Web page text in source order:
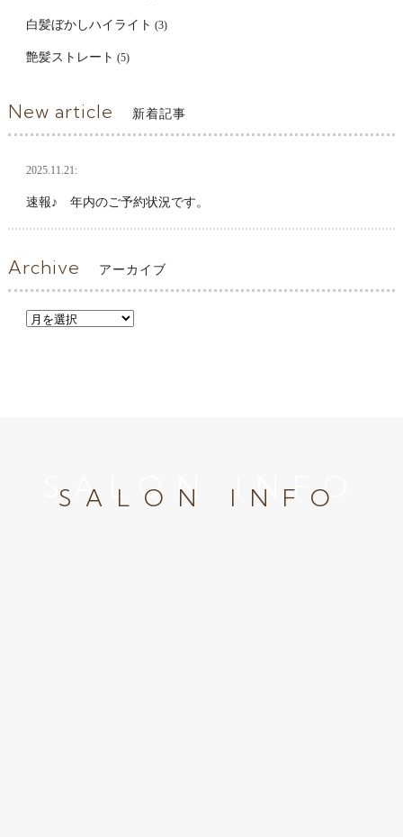
白髪ぼかしハイライト (3)
艶髪ストレート (5)
New article 新着記事
2025.11.21:
速報♪ 年内のご予約状況です。
Archive アーカイブ
SALON INFO
SALON INFO